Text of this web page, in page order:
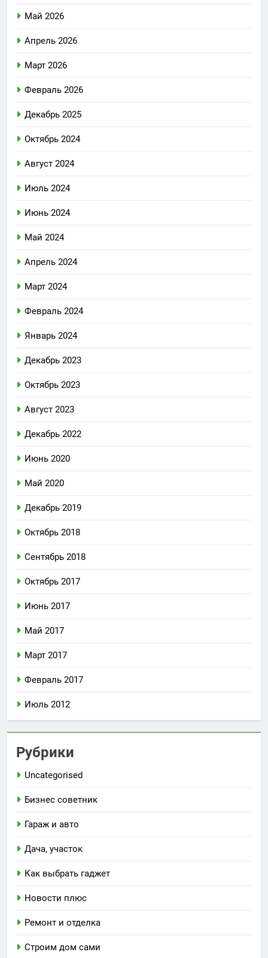
Май 2026
Апрель 2026
Март 2026
Февраль 2026
Декабрь 2025
Октябрь 2024
Август 2024
Июль 2024
Июнь 2024
Май 2024
Апрель 2024
Март 2024
Февраль 2024
Январь 2024
Декабрь 2023
Октябрь 2023
Август 2023
Декабрь 2022
Июнь 2020
Май 2020
Декабрь 2019
Октябрь 2018
Сентябрь 2018
Октябрь 2017
Июнь 2017
Май 2017
Март 2017
Февраль 2017
Июль 2012
Рубрики
Uncategorised
Бизнес советник
Гараж и авто
Дача, участок
Как выбрать гаджет
Новости плюс
Ремонт и отделка
Строим дом сами